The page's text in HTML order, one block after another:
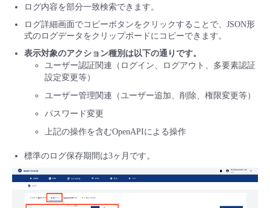
ログ内容を部分一致検索できます。
ログ詳細画面でコピーボタンをクリックすることで、JSON形
式のログデータをクリップボードにコピーできます。
表示対象のアクション種別は以下の通りです。
ユーザー認証関連（ログイン、ログアウト、多要素認証
設定変更等）
ユーザー管理関連（ユーザー追加、削除、権限変更等）
パスワード変更
上記の操作を含むOpenAPIによる操作
標準のログ保存期間は3ヶ月です。